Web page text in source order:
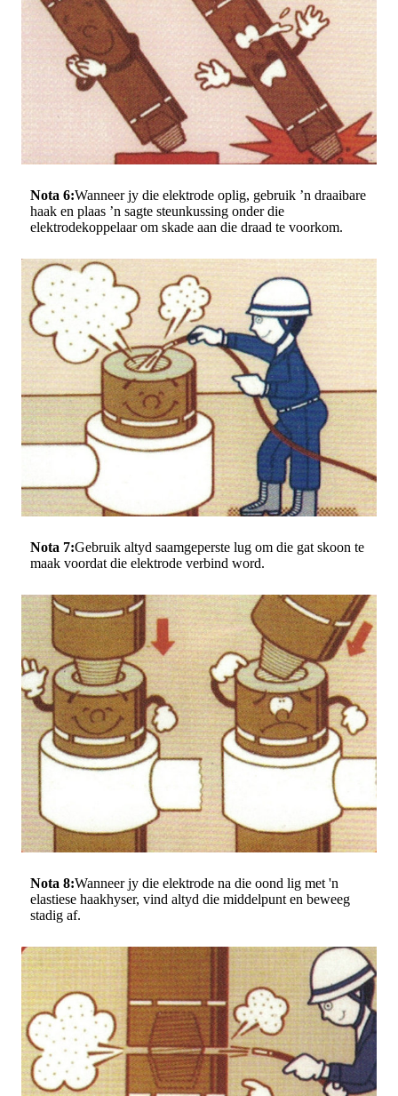
Nota 6:Wanneer jy die elektrode oplig, gebruik ’n draaibare
haak en plaas ’n sagte steunkussing onder die
elektrodekoppelaar om skade aan die draad te voorkom.
Nota 7:Gebruik altyd saamgeperste lug om die gat skoon te
maak voordat die elektrode verbind word.
Nota 8:Wanneer jy die elektrode na die oond lig met 'n
elastiese haakhyser, vind altyd die middelpunt en beweeg
stadig af.